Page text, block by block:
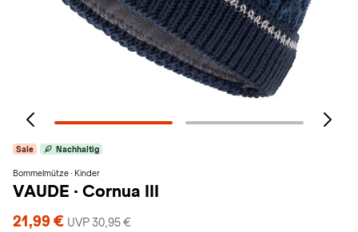
Sale Nachhaltig
Bommelmütze · Kinder
VAUDE · Cornua III
21,99 € UVP 30,95 €